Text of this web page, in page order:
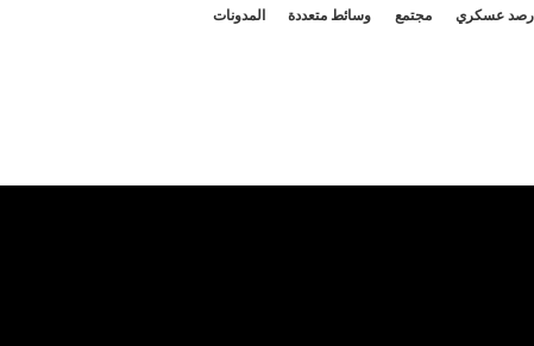
رصد عسكري مجتمع وسائط متعددة المدونات